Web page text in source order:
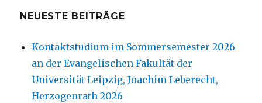
NEUESTE BEITRÄGE
Kontaktstudium im Sommersemester 2026
an der Evangelischen Fakultät der
Universität Leipzig, Joachim Leberecht,
Herzogenrath 2026